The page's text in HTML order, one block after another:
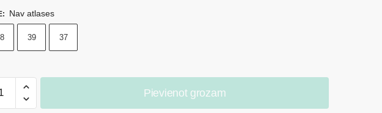
: Nav atlases
39 37
Pievienot grozam